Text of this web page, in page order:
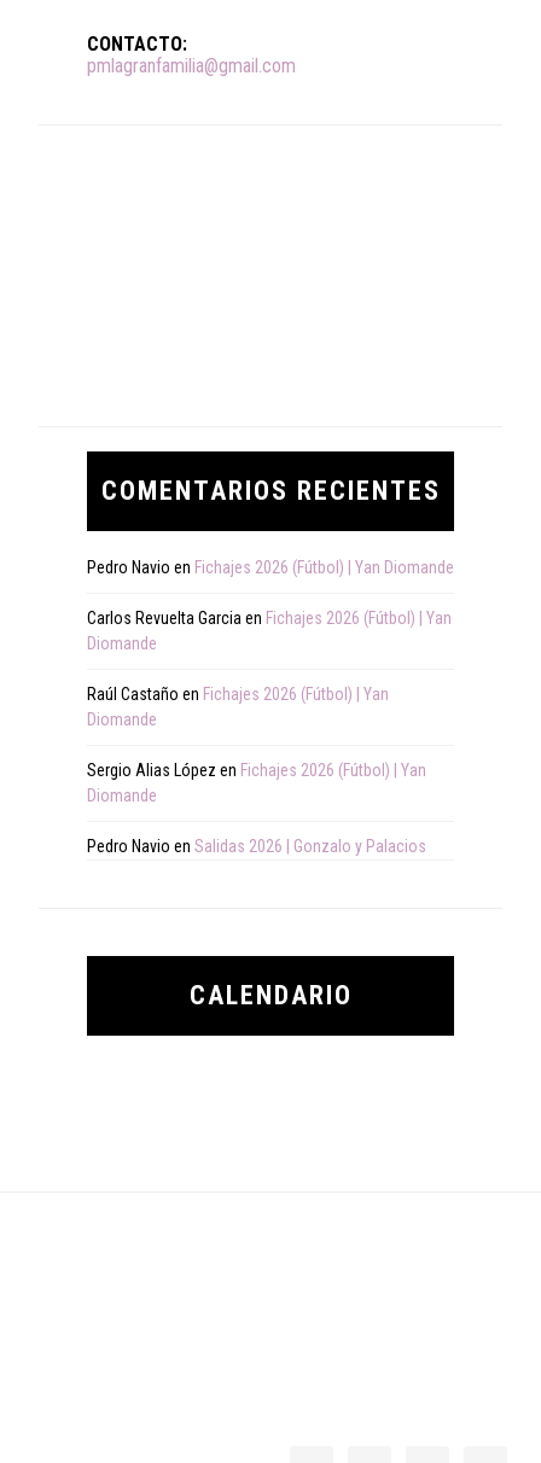
CONTACTO:
pmlagranfamilia@gmail.com
COMENTARIOS RECIENTES
Pedro Navio en Fichajes 2026 (Fútbol) | Yan Diomande
Carlos Revuelta Garcia en Fichajes 2026 (Fútbol) | Yan
Diomande
Raúl Castaño en Fichajes 2026 (Fútbol) | Yan
Diomande
Sergio Alias López en Fichajes 2026 (Fútbol) | Yan
Diomande
Pedro Navio en Salidas 2026 | Gonzalo y Palacios
CALENDARIO